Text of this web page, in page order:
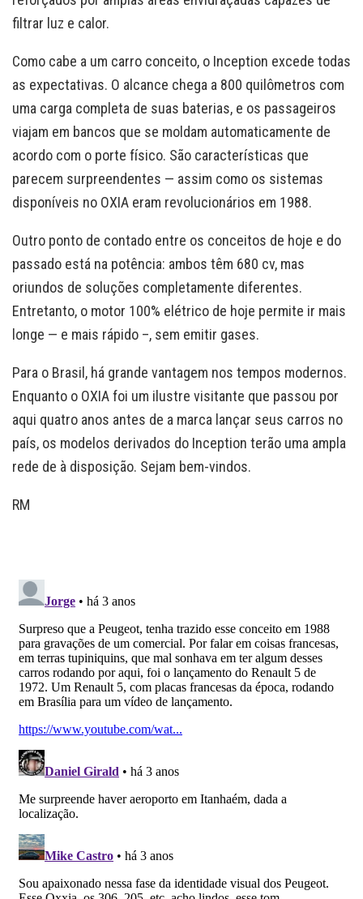
filtrar luz e calor.
Como cabe a um carro conceito, o Inception excede todas
as expectativas. O alcance chega a 800 quilômetros com
uma carga completa de suas baterias, e os passageiros
viajam em bancos que se moldam automaticamente de
acordo com o porte físico. São características que
parecem surpreendentes — assim como os sistemas
disponíveis no OXIA eram revolucionários em 1988.
Outro ponto de contado entre os conceitos de hoje e do
passado está na potência: ambos têm 680 cv, mas
oriundos de soluções completamente diferentes.
Entretanto, o motor 100% elétrico de hoje permite ir mais
longe — e mais rápido –, sem emitir gases.
Para o Brasil, há grande vantagem nos tempos modernos.
Enquanto o OXIA foi um ilustre visitante que passou por
aqui quatro anos antes de a marca lançar seus carros no
país, os modelos derivados do Inception terão uma ampla
rede de à disposição. Sejam bem-vindos.
RM